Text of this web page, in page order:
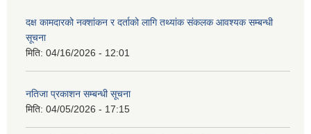
दक्ष कामदारको नक्शांकन र दर्ताको लागि तथ्यांक संकलक आवश्यक सम्बन्धी
सूचना
मिति: 04/16/2026 - 12:01
नतिजा प्रकाशन सम्बन्धी सूचना
मिति: 04/05/2026 - 17:15